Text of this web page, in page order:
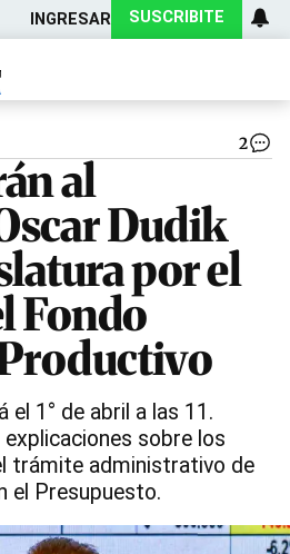
INGRESAR SUSCRIBITE
2
al
Dudik
por el
Fondo
el 1° de abril a las 11.
sobre los
trámite administrativo de
el Presupuesto.